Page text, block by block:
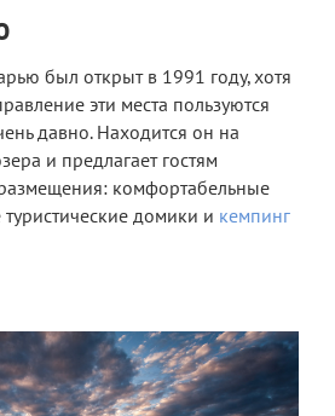
был открыт в 1991 году, хотя
эти места пользуются
давно. Находится он на
и предлагает гостям
комфортабельные
домики и кемпинг